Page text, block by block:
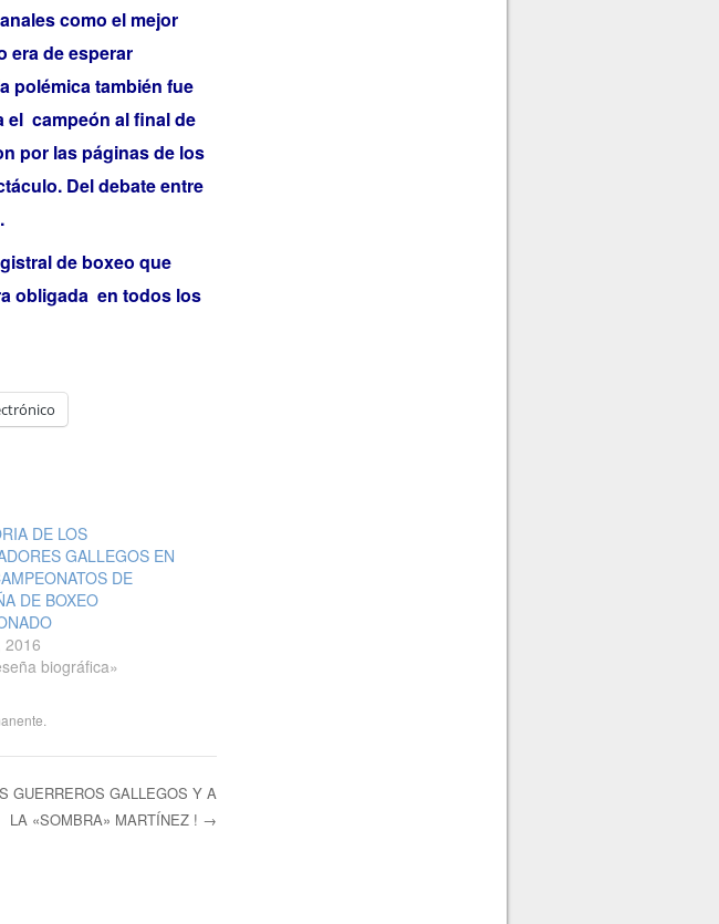
como el mejor
era de esperar
polémica también fue
el campeón al final de
por las páginas de los
Del debate entre
de boxeo que
obligada en todos los
DE LOS
GALLEGOS EN
DE
DE BOXEO
2016
biográfica»
GUERREROS GALLEGOS Y A
LA «SOMBRA» MARTÍNEZ ! →